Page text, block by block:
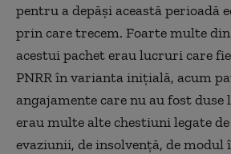
pentru a depăşi această perioadă
prin care trecem. Foarte multe
acestui pachet erau lucruri care
PNRR în varianta iniţială, acum
angajamente care nu au fost
erau multe alte chestiuni legate
evaziunii, de insolvenţă, de